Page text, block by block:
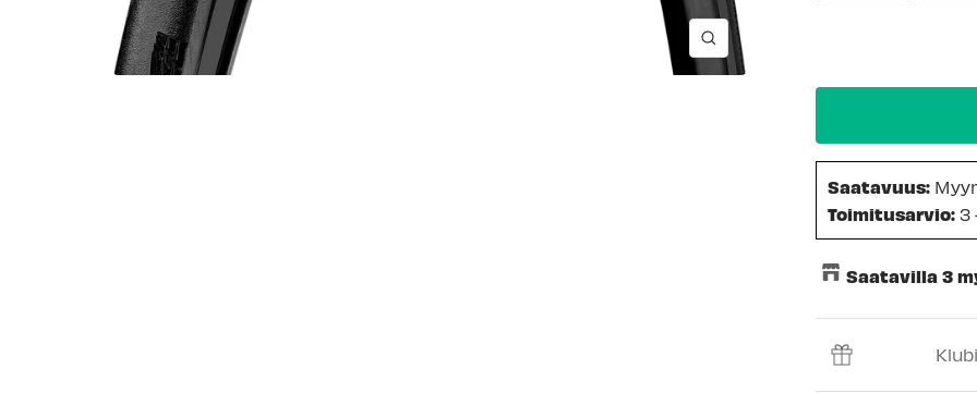
Suurenna
Saatavuus:
Toimitusarvio:3
Saatavilla 3
Keskusvarasto
Espoon